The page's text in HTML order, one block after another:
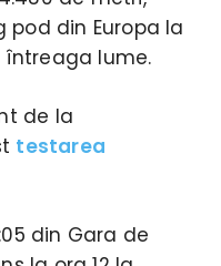
din Europa la
lume.
de la
testarea
din Gara de